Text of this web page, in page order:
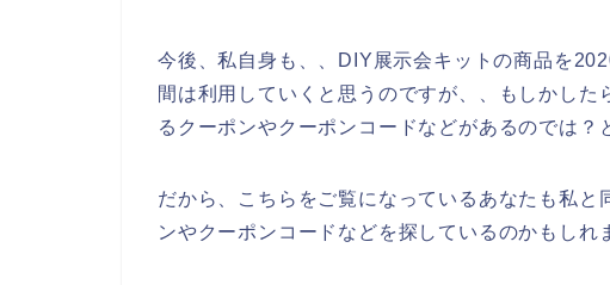
今後、私自身も、、DIY展示会キットの商品を
間は利用していくと思うのですが、、もしかし
るクーポンやクーポンコードなどがあるのでは？
だから、こちらをご覧になっているあなたも私
ンやクーポンコードなどを探しているのかもしれ